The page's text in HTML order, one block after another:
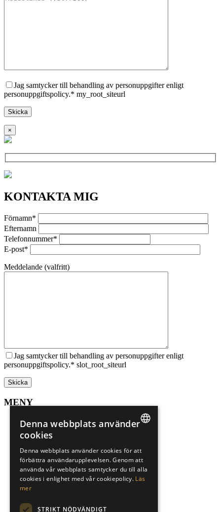
Jag samtycker till behandling av personuppgifter enligt
personuppgiftspolicy.* my_root_siteurl
×
KONTAKTA MIG
Förnamn*
Efternamn
Telefonnummer*
E-post*
Meddelande (valfritt)
Jag samtycker till behandling av personuppgifter enligt
personuppgiftspolicy.* slot_root_siteurl
MENY
Sälj din bostad
Spekulantregister
Mer om Marbella
Mer om Alicante
Sökuppdrag
Underhand
Finansiär
Karriär
Om oss
Integritetspolicy
ENGLISH
SPANISH
Denna webbplats använder
cookies
Denna webbplats använder cookies för att
förbättra användarupplevelsen. Genom att
använda vår webbplats samtycker du till alla
cookies i enlighet med vår cookiepolicy. Läs
mer
STRIKT NÖDVÄNDIGT